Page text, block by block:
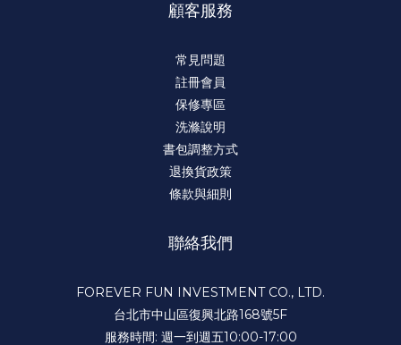
顧客服務
常見問題
註冊會員
保修專區
洗滌說明
書包調整方式
退換貨政策
條款與細則
聯絡我們
FOREVER FUN INVESTMENT CO., LTD.
台北市中山區復興北路168號5F
服務時間: 週一到週五10:00-17:00